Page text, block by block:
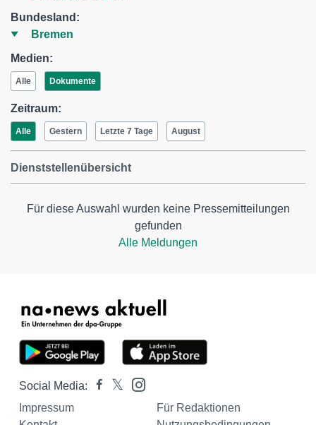
Bundesland:
Medien:
Alle Dokumente
Zeitraum:
Alle Gestern Letzte 7 Tage August
Dienststellenübersicht
Für diese Auswahl wurden keine Pressemitteilungen
gefunden
Alle Meldungen
Social Media:
Impressum
Für Redaktionen